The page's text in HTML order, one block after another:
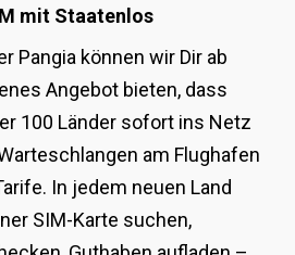
mit Staatenlos
Pangia können wir Dir ab
Angebot bieten, dass
100 Länder sofort ins Netz
am Flughafen
In jedem neuen Land
SIM-Karte suchen,